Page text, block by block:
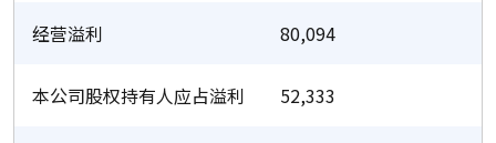
经营溢利 80,094
本公司股权持有人应占溢利 52,333